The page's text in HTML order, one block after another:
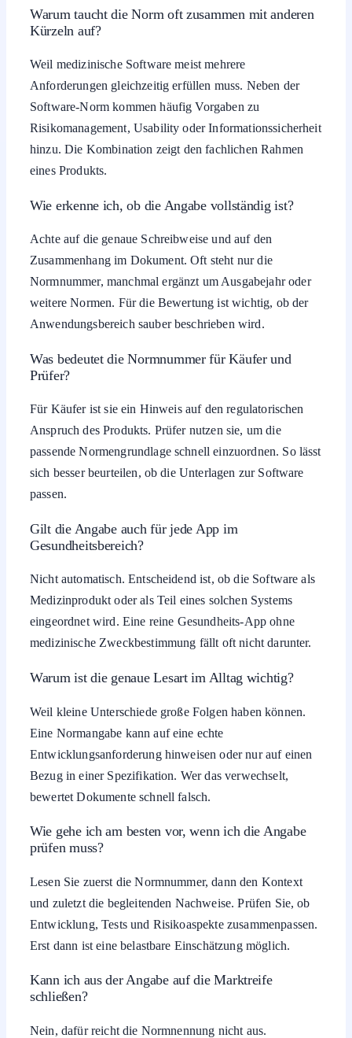
Warum taucht die Norm oft zusammen mit anderen
Kürzeln auf?
Weil medizinische Software meist mehrere
Anforderungen gleichzeitig erfüllen muss. Neben der
Software-Norm kommen häufig Vorgaben zu
Risikomanagement, Usability oder Informationssicherheit
hinzu. Die Kombination zeigt den fachlichen Rahmen
eines Produkts.
Wie erkenne ich, ob die Angabe vollständig ist?
Achte auf die genaue Schreibweise und auf den
Zusammenhang im Dokument. Oft steht nur die
Normnummer, manchmal ergänzt um Ausgabejahr oder
weitere Normen. Für die Bewertung ist wichtig, ob der
Anwendungsbereich sauber beschrieben wird.
Was bedeutet die Normnummer für Käufer und
Prüfer?
Für Käufer ist sie ein Hinweis auf den regulatorischen
Anspruch des Produkts. Prüfer nutzen sie, um die
passende Normengrundlage schnell einzuordnen. So lässt
sich besser beurteilen, ob die Unterlagen zur Software
passen.
Gilt die Angabe auch für jede App im
Gesundheitsbereich?
Nicht automatisch. Entscheidend ist, ob die Software als
Medizinprodukt oder als Teil eines solchen Systems
eingeordnet wird. Eine reine Gesundheits-App ohne
medizinische Zweckbestimmung fällt oft nicht darunter.
Warum ist die genaue Lesart im Alltag wichtig?
Weil kleine Unterschiede große Folgen haben können.
Eine Normangabe kann auf eine echte
Entwicklungsanforderung hinweisen oder nur auf einen
Bezug in einer Spezifikation. Wer das verwechselt,
bewertet Dokumente schnell falsch.
Wie gehe ich am besten vor, wenn ich die Angabe
prüfen muss?
Lesen Sie zuerst die Normnummer, dann den Kontext
und zuletzt die begleitenden Nachweise. Prüfen Sie, ob
Entwicklung, Tests und Risikoaspekte zusammenpassen.
Erst dann ist eine belastbare Einschätzung möglich.
Kann ich aus der Angabe auf die Marktreife
schließen?
Nein, dafür reicht die Normnennung nicht aus.